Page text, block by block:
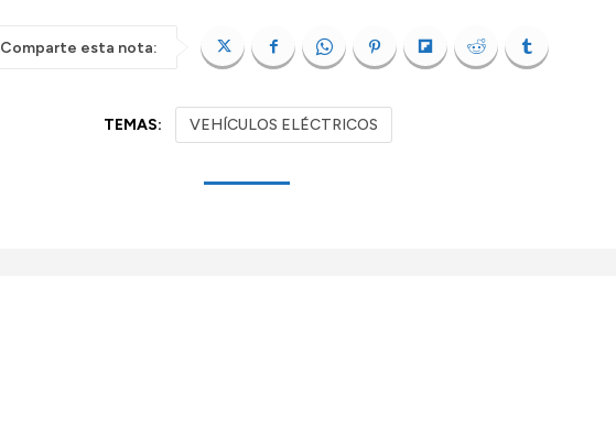
Comparte esta nota:
TEMAS: VEHÍCULOS ELÉCTRICOS